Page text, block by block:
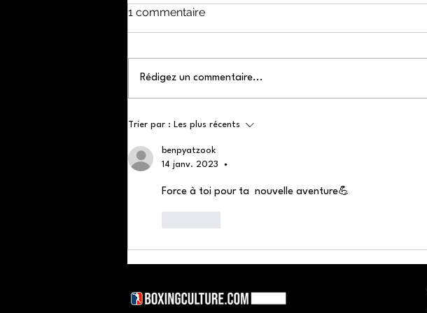
Comprendre le système
nerveux central et
l'entrainement.
1 commentaire
Rédigez un commentaire...
Trier par : Les plus récents
benpyatzook
14 janv. 2023
•
Force à toi pour ta  nouvelle aventure💪